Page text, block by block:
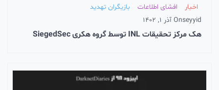
افشای اطلاعات
بازیگران تهدید
seyyid
On آذر 1, 1402
هک مرکز تحقیقات INL توسط گروه هکری SiegedSec